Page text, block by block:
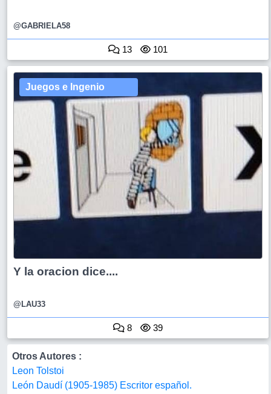
@GABRIELA58
13 101
Juegos e Ingenio
Y la oracion dice....
@LAU33
8 39
Otros Autores :
Leon Tolstoi
León Daudí (1905-1985) Escritor español.